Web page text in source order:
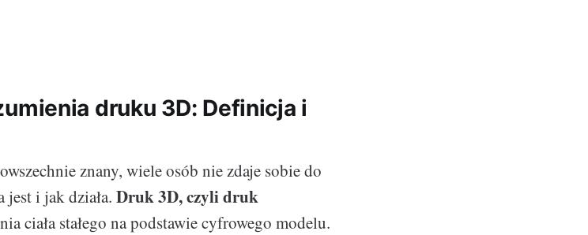
druku 3D: Definicja i
znany, wiele osób nie zdaje sobie do
i jak działa. Druk 3D, czyli druk
ciała stałego na podstawie cyfrowego modelu.